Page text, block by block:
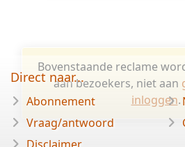
Bovenstaande reclame
aan bezoekers, niet aan
inloggen.
Direct naar...
Abonnement
Vraag/antwoord